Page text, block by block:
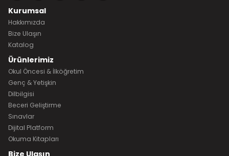
Kurumsal
Hakkımızda
Bize Ulaşın
Katalog
Ürünlerimiz
Okul Öncesi & İlköğretim
Genç & Yetişkin
Dilbilgisi
Beceri Geliştirme
Sınavlar
Dijital Platform
Okuma Kitapları
Bize Ulaşın